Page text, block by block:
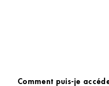
Comment puis-je